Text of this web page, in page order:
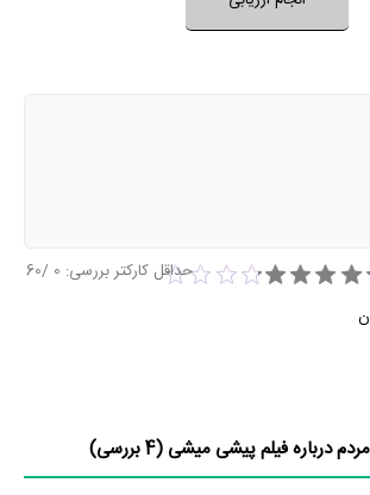
نظر خود را ثبت کنید
حداقل کارکتر بررسی: 0
/60
درباره فیلم پیشی میشی (4بررسی)